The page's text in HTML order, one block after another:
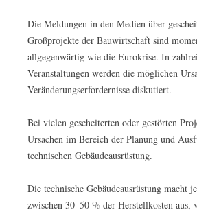
Die Meldungen in den Medien über
Großprojekte der Bauwirtschaft sind
allgegenwärtig wie die Eurokrise. In
Veranstaltungen werden die möglichen
Veränderungserfordernisse diskutiert.
Bei vielen gescheiterten oder gestörten
Ursachen im Bereich der Planung und
technischen Gebäudeausrüstung.
Die technische Gebäudeausrüstung macht
zwischen 30–50 % der Herstellkosten aus,